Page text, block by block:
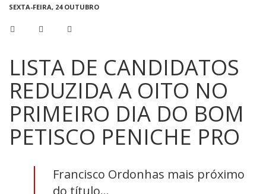
SEXTA-FEIRA, 24 OUTUBRO
LISTA DE CANDIDATOS
REDUZIDA A OITO NO
PRIMEIRO DIA DO BOM
PETISCO PENICHE PRO
Francisco Ordonhas mais próximo
do título...